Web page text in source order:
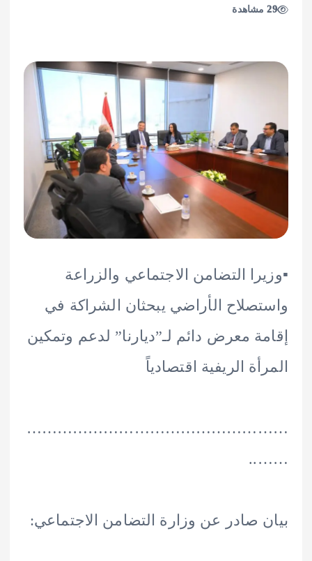
التضامن الاجتماعي والزراعة
الأراضي يبحثان الشراكة في
معرض دائم لـ”ديارنا” لدعم وتمكين
الريفية اقتصادياً
صادر عن وزارة التضامن الاجتماعي: